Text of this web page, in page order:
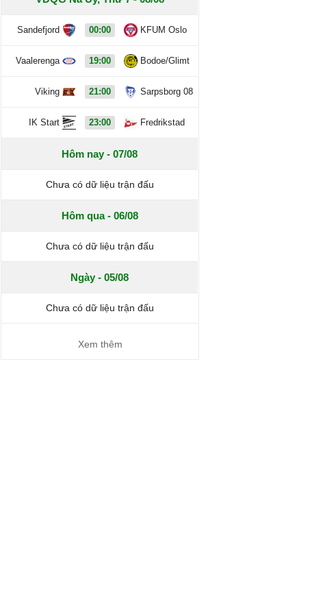
Sandefjord 00:00 KFUM Oslo
Vaalerenga 19:00 Bodoe/Glimt
Viking 21:00 Sarpsborg 08
IK Start 23:00 Fredrikstad
Hôm nay - 07/08
Chưa có dữ liệu trận đấu
Hôm qua - 06/08
Chưa có dữ liệu trận đấu
Ngày - 05/08
Chưa có dữ liệu trận đấu
Xem thêm